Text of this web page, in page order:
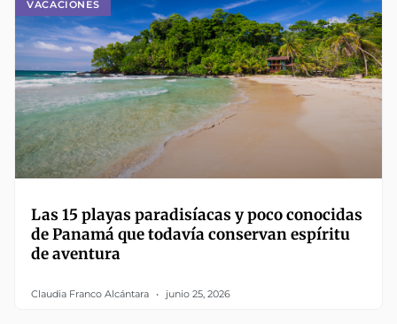
VACACIONES
Las 15 playas paradisíacas y poco conocidas
de Panamá que todavía conservan espíritu
de aventura
Claudia Franco Alcántara junio 25, 2026